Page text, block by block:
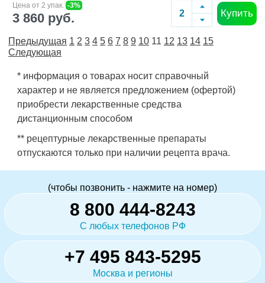
Цена от 2 упак. -3%
3 860 руб. Купить
Предыдущая 1 2 3 4 5 6 7 8 9 10 11 12 13 14 15
Следующая
* информация о товарах носит справочный
характер и не является предложением (офертой)
приобрести лекарственные средства
дистанционным способом
** рецептурные лекарственные препараты
отпускаются только при наличии рецепта врача.
(чтобы позвонить - нажмите на номер)
8 800 444-8243
С любых телефонов РФ
+7 495 843-5295
Москва и регионы